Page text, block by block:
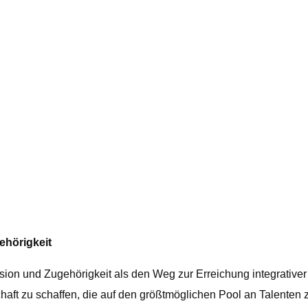
und Zugehörigkeit als den Weg zur Erreichung
zu schaffen, die auf den größtmöglichen Pool an